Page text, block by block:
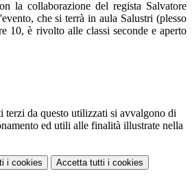
la collaborazione del regista Salvatore
che si terrà in aula Salustri (plesso
10, è rivolto alle classi seconde e aperto
terzi da questo utilizzati si avvalgono di
ed utili alle finalità illustrate nella
i cookies Accetta tutti i cookies